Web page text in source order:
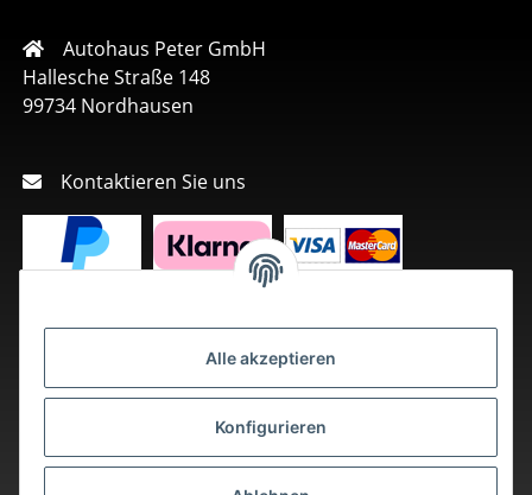
Alle akzeptieren
Konfigurieren
Autohaus Peter GmbH
Hallesche Straße 148
99734 Nordhausen
Kontaktieren Sie uns